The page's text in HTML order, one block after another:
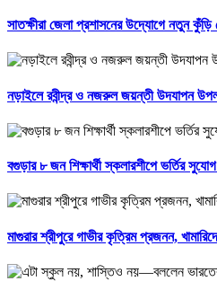
সাতক্ষীরা জেলা প্রশাসনের উদ্যোগে নতুন
নড়াইলে রবীন্দ্র ও নজরুল জয়ন্তী উদযাপন
বগুড়ার ৮ জন শিক্ষার্থী স্কলারশীপে ভর্তির
মাগুরার শ্রীপুরে গাভীর কৃত্রিম প্রজনন,